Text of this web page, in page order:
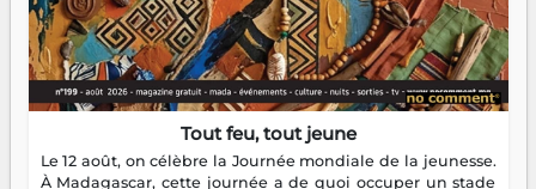
Tout feu, tout jeune
Le 12 août, on célèbre la Journée mondiale de la jeunesse.
À Madagascar, cette journée a de quoi occuper un stade